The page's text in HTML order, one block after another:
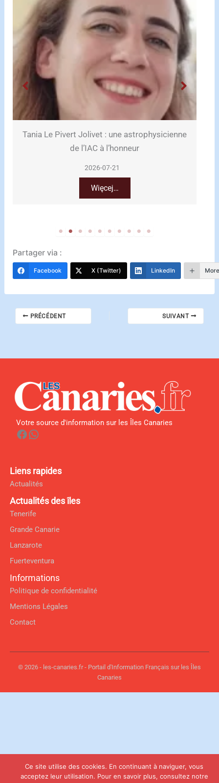
: une astrophysicienne
Emily Estefan :
Partager via :
Facebook X (Twitter) LinkedIn
PRÉCÉDENT SUIVANT
Votre source d'information sur les Îles Canaries
Facebook
WhatsApp
Liens rapides
Actualités
Actualités des îles
Tenerife
Grande Canarie
Lanzarote
Fuerteventura
Informations
Politique de confidentialité
Mentions Légales
Contact
© 2026 - les-canaries.fr - Portail d'Information Français sur les Îles
Canaries
Ce site utilise des cookies. En continuant à naviguer, vous
acceptez leur utilisation. Pour en savoir plus, consultez notre